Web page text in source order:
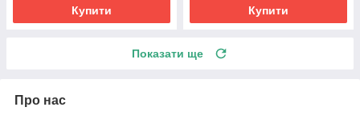
Купити Купити
Показати ще
Про нас